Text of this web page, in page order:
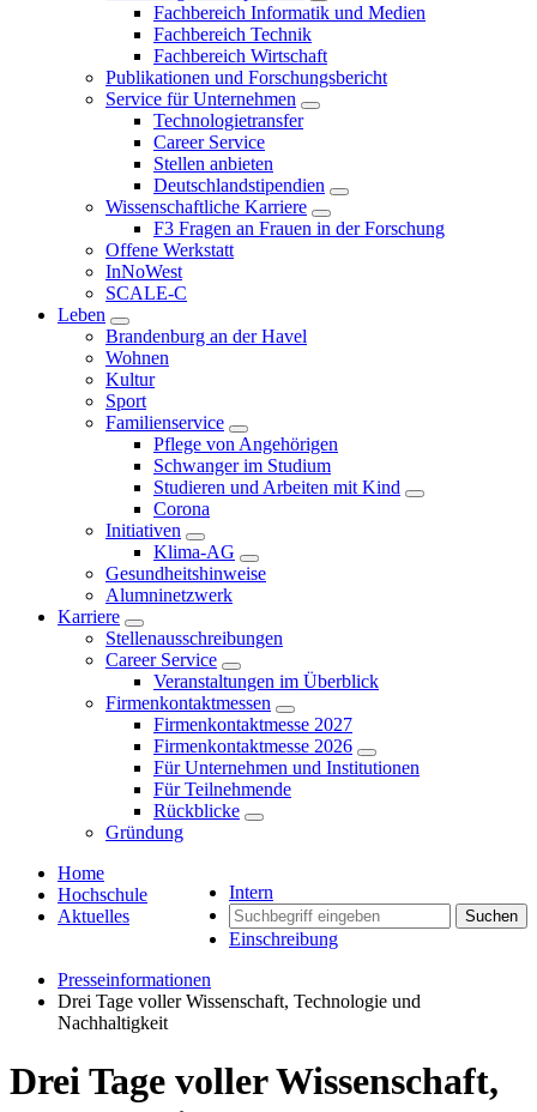
Fachbereich Informatik und Medien
Fachbereich Technik
Fachbereich Wirtschaft
Publikationen und Forschungsbericht
Service für Unternehmen
Technologietransfer
Career Service
Stellen anbieten
Deutschlandstipendien
Wissenschaftliche Karriere
F3 Fragen an Frauen in der Forschung
Offene Werkstatt
InNoWest
SCALE-C
Leben
Brandenburg an der Havel
Wohnen
Kultur
Sport
Familienservice
Pflege von Angehörigen
Schwanger im Studium
Studieren und Arbeiten mit Kind
Corona
Initiativen
Klima-AG
Gesundheitshinweise
Alumninetzwerk
Karriere
Stellenausschreibungen
Career Service
Veranstaltungen im Überblick
Firmenkontaktmessen
Firmenkontaktmesse 2027
Firmenkontaktmesse 2026
Für Unternehmen und Institutionen
Für Teilnehmende
Rückblicke
Gründung
Intern
Suchen
Einschreibung
Home
Hochschule
Aktuelles
Presseinformationen
Drei Tage voller Wissenschaft, Technologie und
Nachhaltigkeit
Drei Tage voller Wissenschaft,